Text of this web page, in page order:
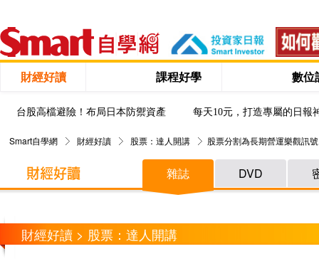
財經好讀 課程好學 數位
台股高檔避險！布局日本防禦資產 每天10元，打造專屬的日報
Smart自學網 財經好讀 股票：達人開講 股票分割為長期營運樂觀訊號
雜誌 DVD
財經好讀 > 股票：達人開講